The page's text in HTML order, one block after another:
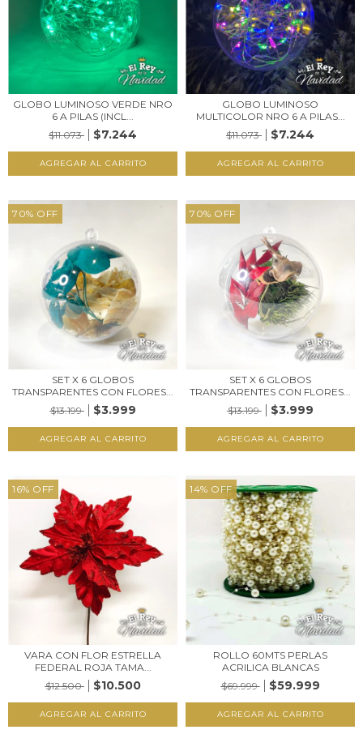
GLOBO LUMINOSO VERDE NRO
6 A PILAS (INCL...
$11.073
$7.244
GLOBO LUMINOSO
MULTICOLOR NRO 6 A PILAS...
$11.073
$7.244
70% OFF
SET X 6 GLOBOS
TRANSPARENTES CON FLORES...
$13.199
$3.999
70% OFF
SET X 6 GLOBOS
TRANSPARENTES CON FLORES...
$13.199
$3.999
16% OFF
VARA CON FLOR ESTRELLA
FEDERAL ROJA TAMA...
$12.500
$10.500
14% OFF
ROLLO 60MTS PERLAS
ACRILICA BLANCAS
$69.999
$59.999